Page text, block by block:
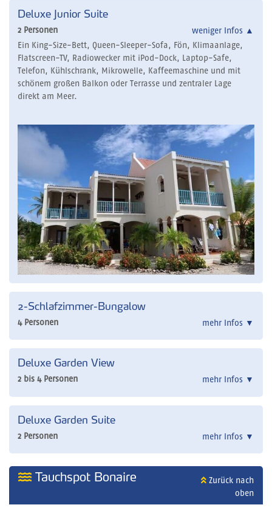
Deluxe Junior Suite
2 Personen weniger Infos ▲
Ein King-Size-Bett, Queen-Sleeper-Sofa, Fön, Klimaanlage,
Flatscreen-TV, Radiowecker mit iPod-Dock, Laptop-Safe,
Telefon, Kühlschrank, Mikrowelle, Kaffeemaschine und mit
schönem großen Balkon oder Terrasse und zentraler Lage
direkt am Meer.
2-Schlafzimmer-Bungalow
4 Personen mehr Infos ▼
Deluxe Garden View
2 bis 4 Personen mehr Infos ▼
Deluxe Garden Suite
2 Personen mehr Infos ▼
Tauchspot Bonaire
Zurück nach
oben